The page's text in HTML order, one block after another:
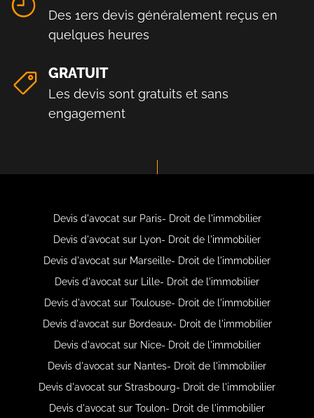
Des 1ers devis généralement reçus en
quelques heures
GRATUIT
Les devis sont gratuits et sans
engagement
Devis d'avocat sur Paris- Droit de l'immobilier
Devis d'avocat sur Lyon- Droit de l'immobilier
Devis d'avocat sur Marseille- Droit de l'immobilier
Devis d'avocat sur Lille- Droit de l'immobilier
Devis d'avocat sur Toulouse- Droit de l'immobilier
Devis d'avocat sur Bordeaux- Droit de l'immobilier
Devis d'avocat sur Nice- Droit de l'immobilier
Devis d'avocat sur Nantes- Droit de l'immobilier
Devis d'avocat sur Strasbourg- Droit de l'immobilier
Devis d'avocat sur Toulon- Droit de l'immobilier